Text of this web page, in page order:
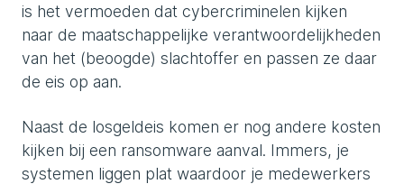
is het vermoeden dat cybercriminelen kijken
naar de maatschappelijke verantwoordelijkheden
van het (beoogde) slachtoffer en passen ze daar
de eis op aan.
Naast de losgeldeis komen er nog andere kosten
kijken bij een ransomware aanval. Immers, je
systemen liggen plat waardoor je medewerkers